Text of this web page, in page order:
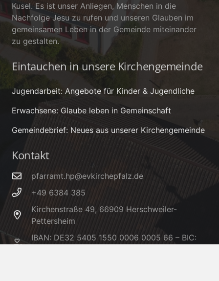
Kusel. Es ist unser Anliegen, Menschen in die
Nachfolge Jesu zu rufen und unseren Glauben im
gemeinsamen Leben in der Gemeinde miteinander
zu gestalten.
Eintauchen in unsere Kirchengemeinde
Jugendarbeit: Angebote für Kinder & Jugendliche
Erwachsene: Glaube leben in Gemeinschaft
Gemeindebrief: Neues aus unserer Kirchengemeinde
Kontakt
pfarramt.hp@evkirchepfalz.de
+49 6384 385
Kirchenstraße 49, 66909 Herschweiler-
Pettersheim
IBAN: DE32 5405 1550 0006 0005 66 – BIC: